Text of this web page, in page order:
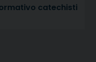
catechisti